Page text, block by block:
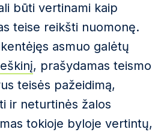
būti vertinami kaip
teise reikšti nuomonę.
asmuo galėtų
, prašydamas teismo
teisės pažeidimą,
ir neturtinės žalos
tokioje byloje vertintų,